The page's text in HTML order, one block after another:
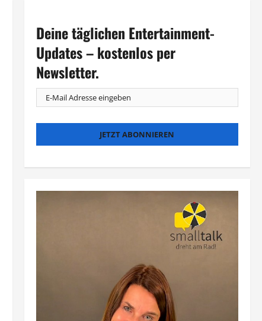
Deine täglichen Entertainment-
Updates – kostenlos per
Newsletter.